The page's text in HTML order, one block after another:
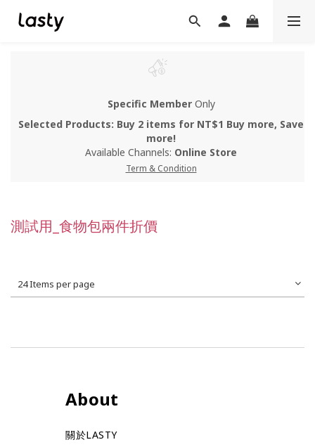
Specific MemberOnly
Selected Products: Buy 2 items for NT$1 Buy more, Save
more!
Available Channels: Online Store
Term & Condition
測試用_食物包兩件折價
24 Items per page
About
關於LASTY